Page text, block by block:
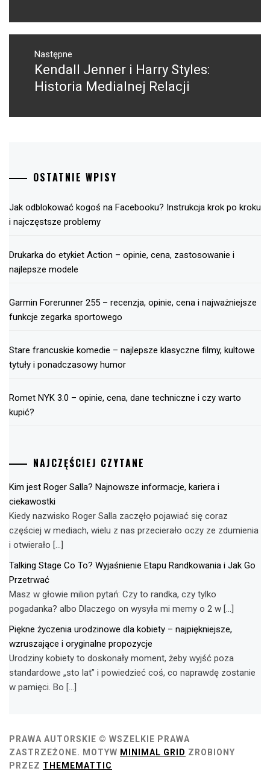
Następne
Następny
post:
Kendall Jenner i Harry Styles:
Historia Medialnej Relacji
OSTATNIE WPISY
Jak odblokować kogoś na Facebooku? Instrukcja krok po kroku
i najczęstsze problemy
Drukarka do etykiet Action – opinie, cena, zastosowanie i
najlepsze modele
Garmin Forerunner 255 – recenzja, opinie, cena i najważniejsze
funkcje zegarka sportowego
Stare francuskie komedie – najlepsze klasyczne filmy, kultowe
tytuły i ponadczasowy humor
Romet NYK 3.0 – opinie, cena, dane techniczne i czy warto
kupić?
NAJCZĘŚCIEJ CZYTANE
Kim jest Roger Salla? Najnowsze informacje, kariera i
ciekawostki
Kiedy nazwisko Roger Salla zaczęło pojawiać się coraz
częściej w mediach, wielu z nas przecierało oczy ze zdumienia
i otwierało […]
Talking Stage Co To? Wyjaśnienie Etapu Randkowania i Jak Go
Przetrwać
Masz w głowie milion pytań: Czy to randka, czy tylko
pogadanka? albo Dlaczego on wysyła mi memy o 2 w […]
Piękne życzenia urodzinowe dla kobiety – najpiękniejsze,
wzruszające i oryginalne propozycje
Urodziny kobiety to doskonały moment, żeby wyjść poza
standardowe „sto lat” i powiedzieć coś, co naprawdę zostanie
w pamięci. Bo […]
PRAWA AUTORSKIE © WSZELKIE PRAWA
ZASTRZEŻONE. MOTYW MINIMAL GRID ZROBIONY
PRZEZ THEMEMATTIC